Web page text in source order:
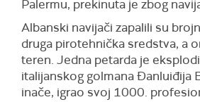
Palermu, prekinuta je zbog
Albanski navijači zapalili su
druga pirotehnička sredstva, a
teren. Jedna petarda je
italijanskog golmana Đanluiđija
inače, igrao svoj 1000.